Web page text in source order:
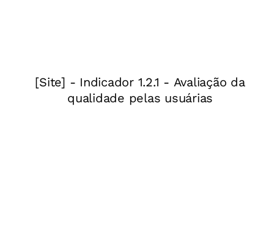
Base: conviver, brincar, participar, explorar,
expressar e conhecer-se); como um sujeito